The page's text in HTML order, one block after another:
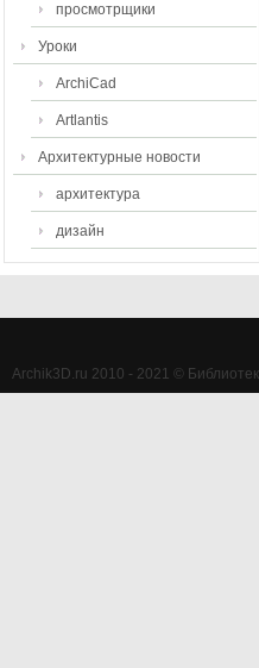
просмотрщики
Уроки
ArchiCad
Artlantis
Архитектурные новости
архитектура
дизайн
Archik3D.ru 2010 - 2021 ©